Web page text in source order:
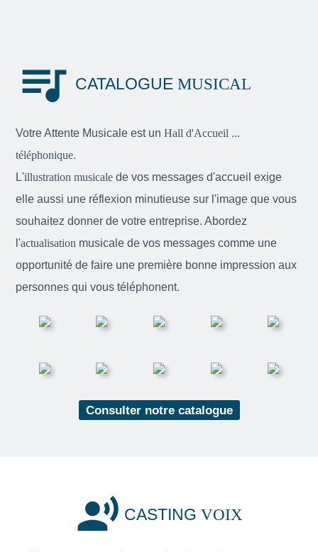
queue_music CATALOGUEMUSICAL
Votre Attente Musicale est unHall d'Accueil ...
téléphonique.
L'illustration musicale de vos messages d'accueil exige
elle aussi une réflexion minutieuse sur l'image que vous
souhaitez donner de votre entreprise. Abordez
l'actualisation musicale de vos messages comme une
opportunité de faire une première bonne impression aux
personnes qui vous téléphonent.
Consulter notre catalogue
record_voice_over CASTING VOIX